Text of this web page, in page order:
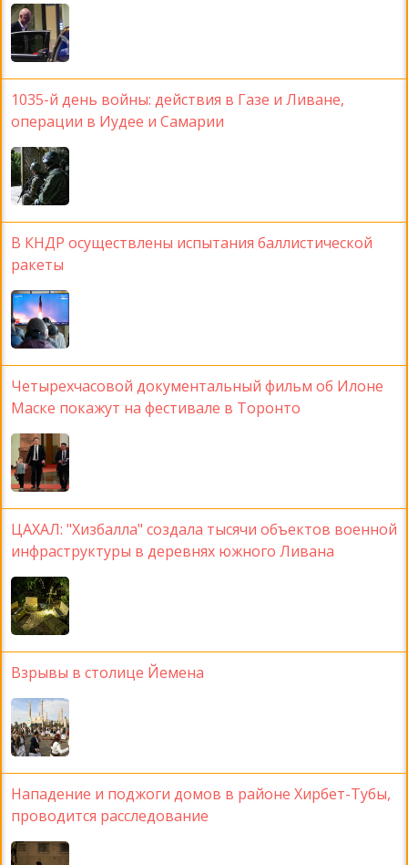
1035-й день войны: действия в Газе и Ливане,
операции в Иудее и Самарии
В КНДР осуществлены испытания баллистической
ракеты
Четырехчасовой документальный фильм об Илоне
Маске покажут на фестивале в Торонто
ЦАХАЛ: "Хизбалла" создала тысячи объектов военной
инфраструктуры в деревнях южного Ливана
Взрывы в столице Йемена
Нападение и поджоги домов в районе Хирбет-Тубы,
проводится расследование